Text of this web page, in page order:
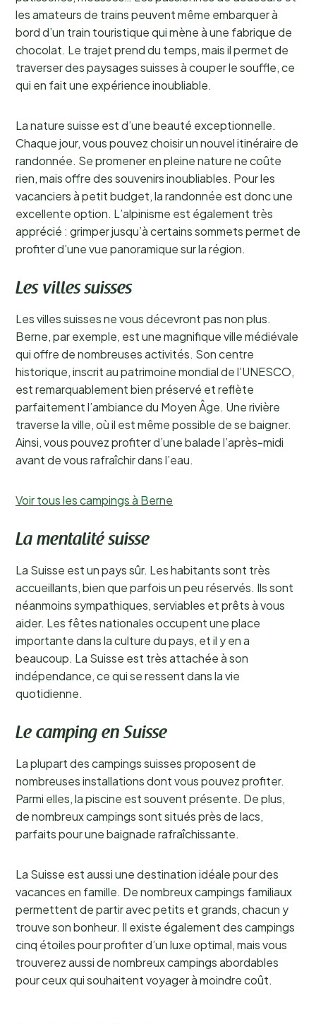
les amateurs de trains peuvent même embarquer à
bord d’un train touristique qui mène à une fabrique de
chocolat. Le trajet prend du temps, mais il permet de
traverser des paysages suisses à couper le souffle, ce
qui en fait une expérience inoubliable.
La nature suisse est d’une beauté exceptionnelle.
Chaque jour, vous pouvez choisir un nouvel itinéraire de
randonnée. Se promener en pleine nature ne coûte
rien, mais offre des souvenirs inoubliables. Pour les
vacanciers à petit budget, la randonnée est donc une
excellente option. L’alpinisme est également très
apprécié : grimper jusqu’à certains sommets permet de
profiter d’une vue panoramique sur la région.
Les villes suisses
Les villes suisses ne vous décevront pas non plus.
Berne, par exemple, est une magnifique ville médiévale
qui offre de nombreuses activités. Son centre
historique, inscrit au patrimoine mondial de l’UNESCO,
est remarquablement bien préservé et reflète
parfaitement l’ambiance du Moyen Âge. Une rivière
traverse la ville, où il est même possible de se baigner.
Ainsi, vous pouvez profiter d’une balade l’après-midi
avant de vous rafraîchir dans l’eau.
Voir tous les campings à Berne
La mentalité suisse
La Suisse est un pays sûr. Les habitants sont très
accueillants, bien que parfois un peu réservés. Ils sont
néanmoins sympathiques, serviables et prêts à vous
aider. Les fêtes nationales occupent une place
importante dans la culture du pays, et il y en a
beaucoup. La Suisse est très attachée à son
indépendance, ce qui se ressent dans la vie
quotidienne.
Le camping en Suisse
La plupart des campings suisses proposent de
nombreuses installations dont vous pouvez profiter.
Parmi elles, la piscine est souvent présente. De plus,
de nombreux campings sont situés près de lacs,
parfaits pour une baignade rafraîchissante.
La Suisse est aussi une destination idéale pour des
vacances en famille. De nombreux campings familiaux
permettent de partir avec petits et grands, chacun y
trouve son bonheur. Il existe également des campings
cinq étoiles pour profiter d’un luxe optimal, mais vous
trouverez aussi de nombreux campings abordables
pour ceux qui souhaitent voyager à moindre coût.